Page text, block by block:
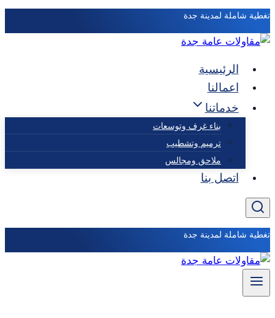
التجاوز
إلى
المحتوى
تغطية شاملة لمدينة جدة
الرئيسية
اعمالنا
خدماتنا
بناء غرف وتوسعات
ترميم وتشطيب
ملاحق ومجالس
اتصل بنا
تغطية شاملة لمدينة جدة